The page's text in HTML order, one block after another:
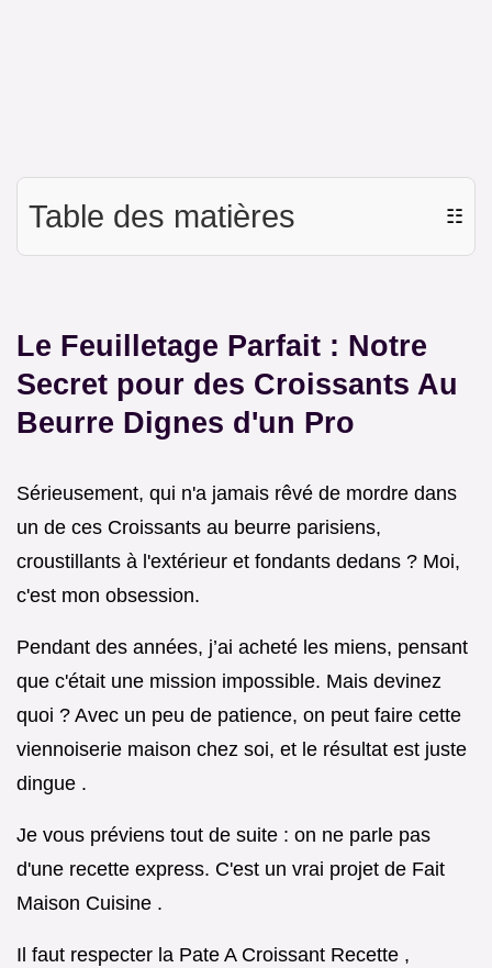
Table des matières ☷
Le Feuilletage Parfait : Notre
Secret pour des Croissants Au
Beurre Dignes d'un Pro
Sérieusement, qui n'a jamais rêvé de mordre dans
un de ces Croissants au beurre parisiens,
croustillants à l'extérieur et fondants dedans ? Moi,
c'est mon obsession.
Pendant des années, j’ai acheté les miens, pensant
que c'était une mission impossible. Mais devinez
quoi ? Avec un peu de patience, on peut faire cette
viennoiserie maison chez soi, et le résultat est juste
dingue .
Je vous préviens tout de suite : on ne parle pas
d'une recette express. C'est un vrai projet de Fait
Maison Cuisine .
Il faut respecter la Pate A Croissant Recette ,